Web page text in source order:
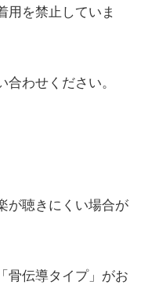
用を禁止していま
わせください。
が聴きにくい場合が
骨伝導タイプ」がお